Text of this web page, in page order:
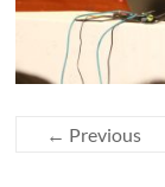
← Previous